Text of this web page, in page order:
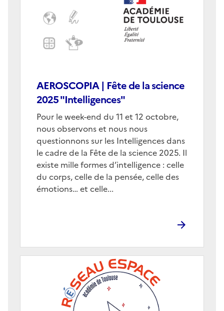
AEROSCOPIA | Fête de la science
2025 "Intelligences"
Corps
Pour le week-end du 11 et 12 octobre,
nous observons et nous nous
questionnons sur les Intelligences dans
le cadre de la Fête de la science 2025. Il
existe mille formes d’intelligence : celle
du corps, celle de la pensée, celle des
émotions… et celle...